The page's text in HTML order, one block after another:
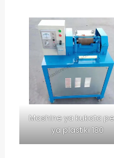
Mashine ya kukata
ya plastiki 180